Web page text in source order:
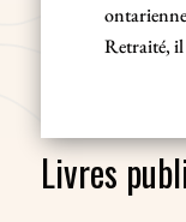
Retraité,
Livres